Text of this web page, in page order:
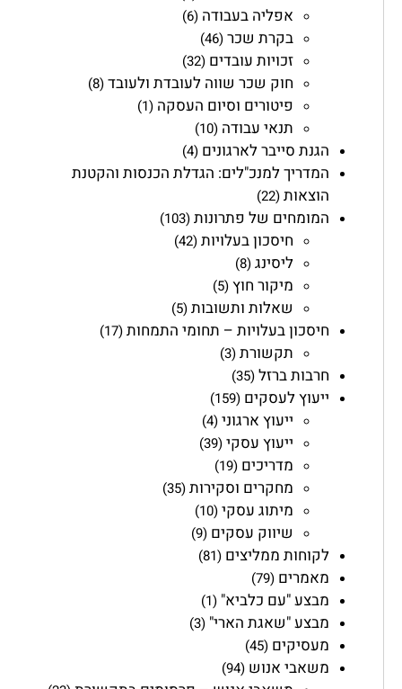
אפליה בעבודה (6)
בקרת שכר(46)
זכויות עובדים (32)
חוק שכר שווה לעובדת ולעובד(8)
פיטורים וסיום העסקה (1)
תנאי עבודה (10)
הגנת סייבר לארגונים (4)
המדריך למנכ"לים: הגדלת הכנסות והקטנת
הוצאות(22)
המומחים של פתרונות(103)
חיסכון בעלויות(42)
ליסינג(8)
מיקור חוץ(5)
שאלות ותשובות(5)
חיסכון בעלויות – תחומי התמחות(17)
תקשורת(3)
חרבות ברזל(35)
ייעוץ לעסקים (159)
ייעוץ ארגוני(4)
ייעוץ עסקי(39)
מדריכים (19)
מחקרים וסקירות(35)
מיתוג עסקי(10)
שיווק עסקים (9)
לקוחות ממליצים (81)
מאמרים (79)
מבצע "עם כלביא" (1)
מבצע "שאגת הארי" (3)
מעסיקים (45)
משאבי אנוש (94)